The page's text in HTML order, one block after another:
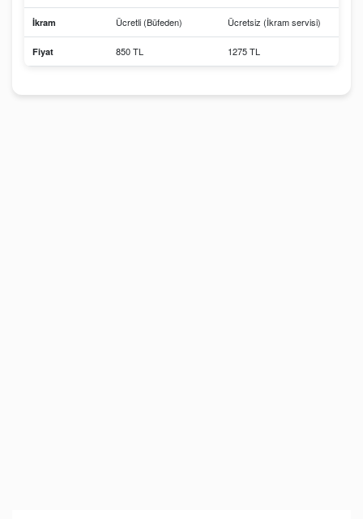
İkram Ücretli (Büfeden) Ücretsiz (İkram servisi)
Fiyat 850 TL 1275 TL